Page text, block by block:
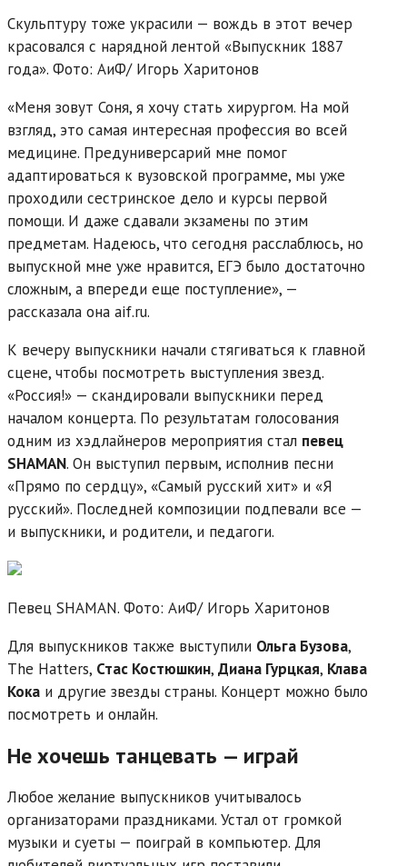
Скульптуру тоже украсили — вождь в этот вечер
красовался с нарядной лентой «Выпускник 1887
года». Фото: АиФ/ Игорь Харитонов
«Меня зовут Соня, я хочу стать хирургом. На мой
взгляд, это самая интересная профессия во всей
медицине. Предуниверсарий мне помог
адаптироваться к вузовской программе, мы уже
проходили сестринское дело и курсы первой
помощи. И даже сдавали экзамены по этим
предметам. Надеюсь, что сегодня расслаблюсь, но
выпускной мне уже нравится, ЕГЭ было достаточно
сложным, а впереди еще поступление», —
рассказала она aif.ru.
К вечеру выпускники начали стягиваться к главной
сцене, чтобы посмотреть выступления звезд.
«Россия!» — скандировали выпускники перед
началом концерта. По результатам голосования
одним из хэдлайнеров мероприятия стал певец
SHAMAN. Он выступил первым, исполнив песни
«Прямо по сердцу», «Самый русский хит» и «Я
русский». Последней композиции подпевали все —
и выпускники, и родители, и педагоги.
Певец SHAMAN. Фото: АиФ/ Игорь Харитонов
Для выпускников также выступили Ольга Бузова,
The Hatters, Стас Костюшкин, Диана Гурцкая, Клава
Кока и другие звезды страны. Концерт можно было
посмотреть и онлайн.
Не хочешь танцевать — играй
Любое желание выпускников учитывалось
организаторами праздниками. Устал от громкой
музыки и суеты — поиграй в компьютер. Для